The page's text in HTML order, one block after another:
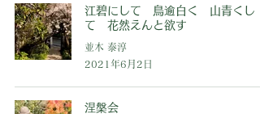
江碧にして 鳥逾白く 山青くし
て 花然えんと欲す
並木 泰淳
2021年6月2日
涅槃会